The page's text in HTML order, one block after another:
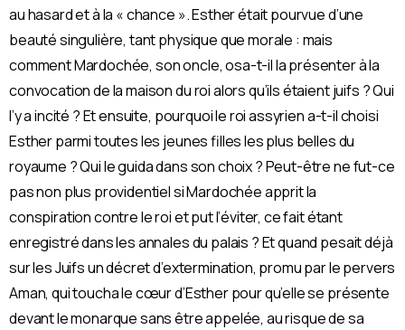
au hasard et à la « chance ». Esther était pourvue d’une
beauté singulière, tant physique que morale : mais
comment Mardochée, son oncle, osa-t-il la présenter à la
convocation de la maison du roi alors qu’ils étaient juifs ? Qui
l’y a incité ? Et ensuite, pourquoi le roi assyrien a-t-il choisi
Esther parmi toutes les jeunes filles les plus belles du
royaume ? Qui le guida dans son choix ? Peut-être ne fut-ce
pas non plus providentiel si Mardochée apprit la
conspiration contre le roi et put l’éviter, ce fait étant
enregistré dans les annales du palais ? Et quand pesait déjà
sur les Juifs un décret d’extermination, promu par le pervers
Aman, qui toucha le cœur d’Esther pour qu’elle se présente
devant le monarque sans être appelée, au risque de sa